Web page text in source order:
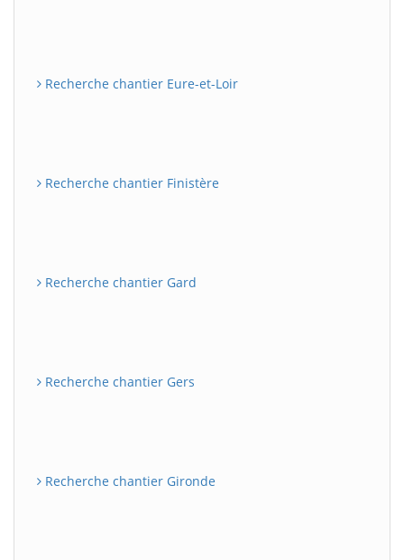
Recherche chantier Eure-et-Loir
Recherche chantier Finistère
Recherche chantier Gard
Recherche chantier Gers
Recherche chantier Gironde